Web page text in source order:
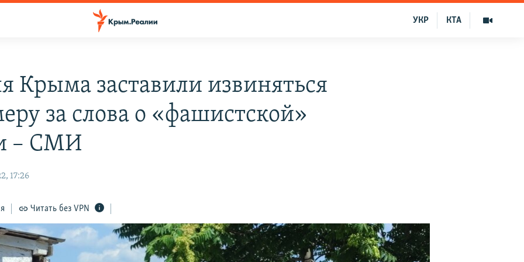
КТА
УКР
Крыма заставили извиняться
за слова о «фашистской»
– СМИ
17:26
Читать без VPN